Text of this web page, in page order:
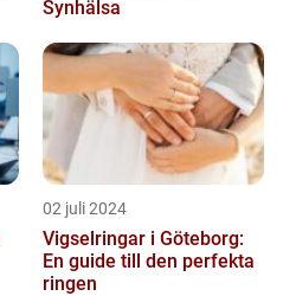
Synhälsa
02 juli 2024
Vigselringar i Göteborg:
En guide till den perfekta
ringen